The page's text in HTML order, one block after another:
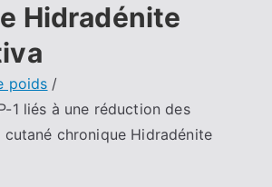
Hidradénite
poids
1 liés à une réduction des
chronique Hidradénite